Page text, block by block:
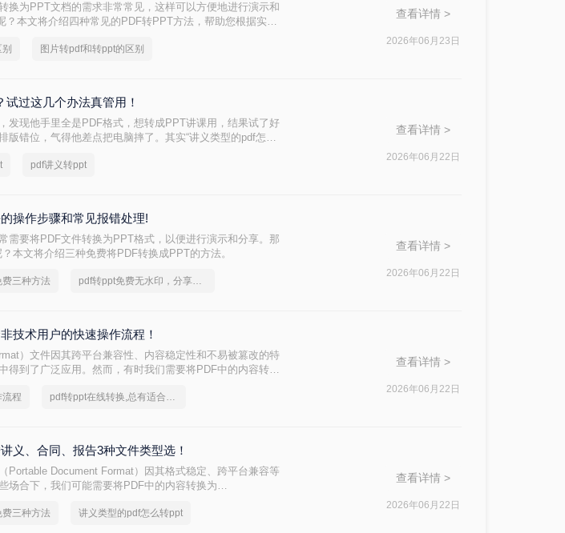
换为PPT文档的需求非常常见，这样可以方便地进行演示和
？本文将介绍四种常见的PDF转PPT方法，帮助您根据实际
图片转pdf和转ppt的区别
查看详情 >
2026年06月23日
过这几个办法真管用！
发现他手里全是PDF格式，想转成PPT讲课用，结果试了好
版错位，气得他差点把电脑摔了。其实“讲义类型的pdf怎么
同。下面我按实际使用场景，把试过好用的几个方法整理
pdf讲义转ppt
查看详情 >
2026年06月22日
操作步骤和常见报错处理!
需要将PDF文件转换为PPT格式，以便进行演示和分享。那
本文将介绍三种免费将PDF转换成PPT的方法。
三种方法 pdf转ppt免费无水印，分享一种简单的方法
查看详情 >
2026年06月22日
技术用户的快速操作流程！
）文件因其跨平台兼容性、内容稳定性和不易被篡改的特
得到了广泛应用。然而，有时我们需要将PDF中的内容转换
成PPT的方法。
程 pdf转ppt在线转换,总有适合你的方法
查看详情 >
2026年06月22日
义、合同、报告3种文件类型选！
Portable Document Format）因其格式稳定、跨平台兼容等
场合下，我们可能需要将PDF中的内容转换为
和工具，我们仍然可以实现这一目的。本文将详细介绍怎么
三种方法 讲义类型的pdf怎么转ppt
查看详情 >
2026年06月22日